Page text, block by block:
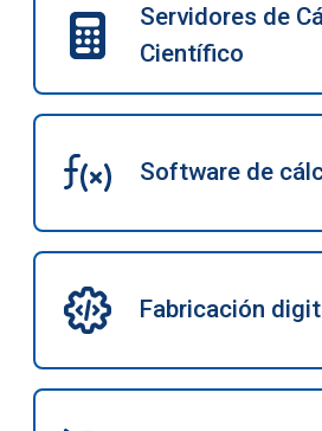
Servidores de
Científico
Software de
Fabricación